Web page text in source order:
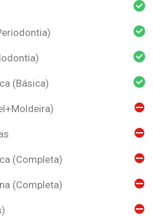
(Básica)
(Completa)
(Completa)